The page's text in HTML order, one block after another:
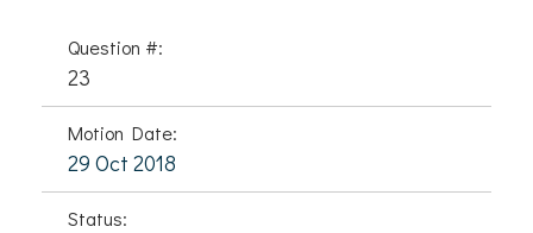
Question #:
23
Motion Date:
29 Oct 2018
Status: